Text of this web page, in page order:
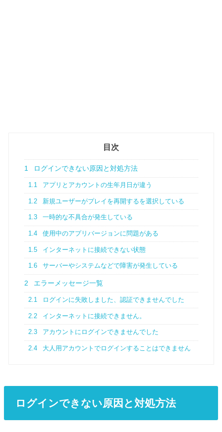
目次
1 ログインできない原因と対処方法
1.1 アプリとアカウントの生年月日が違う
1.2 新規ユーザーがプレイを再開するを選択している
1.3 一時的な不具合が発生している
1.4 使用中のアプリバージョンに問題がある
1.5 インターネットに接続できない状態
1.6 サーバーやシステムなどで障害が発生している
2 エラーメッセージ一覧
2.1 ログインに失敗しました、認証できませんでした
2.2 インターネットに接続できません。
2.3 アカウントにログインできませんでした
2.4 大人用アカウントでログインすることはできません
ログインできない原因と対処方法